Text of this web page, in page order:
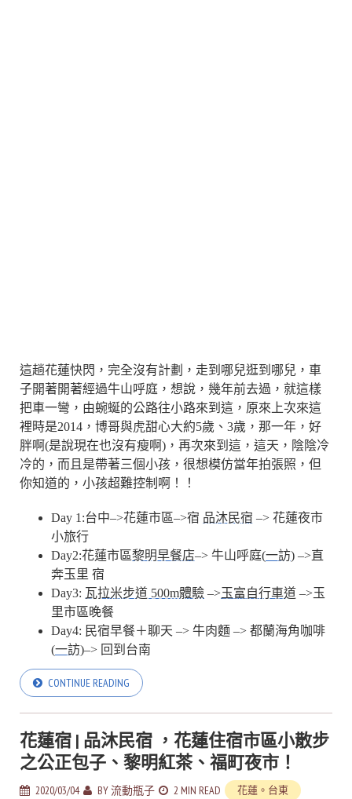
這趟花蓮快閃，完全沒有計劃，走到哪兒逛到哪兒，車
子開著開著經過牛山呼庭，想說，幾年前去過，就這樣
把車一彎，由蜿蜒的公路往小路來到這，原來上次來這
裡時是2014，博哥與虎甜心大約5歲、3歲，那一年，好
胖啊(是說現在也沒有瘦啊)，再次來到這，這天，陰陰冷
冷的，而且是帶著三個小孩，很想模仿當年拍張照，但
你知道的，小孩超難控制啊！！
Day 1:台中–>花蓮市區–>宿 品沐民宿 –> 花蓮夜市
小旅行
Day2:花蓮市區黎明早餐店–> 牛山呼庭(一訪) –>直
奔玉里 宿
Day3: 瓦拉米步道 500m體驗 –>玉富自行車道 –>玉
里市區晚餐
Day4: 民宿早餐＋聊天 –> 牛肉麵 –> 都蘭海角咖啡
(一訪)–> 回到台南
CONTINUE READING
花蓮宿 | 品沐民宿 ，花蓮住宿市區小散步
之公正包子、黎明紅茶、福町夜市！
2020/03/04 BY流動瓶子 2 MIN READ 花蓮。台東